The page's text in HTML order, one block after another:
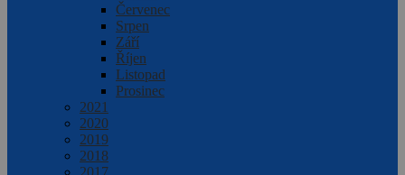
Červenec
Srpen
Září
Říjen
Listopad
Prosinec
2021
2020
2019
2018
2017